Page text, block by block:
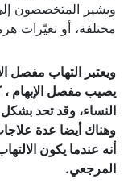
ويشير المتخصصون
مختلفة، أو تغيّرات
ويعتبر التهاب مفصل
يصيب مفصل الإبهام ،
النساء، وقد تحد بشكل
وهناك أيضا عدة
أنه عندما يكون
المرجعي.